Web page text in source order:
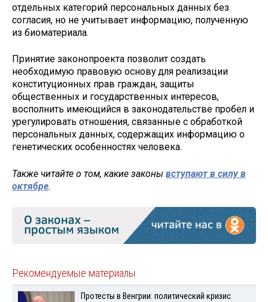
отдельных категорий персональных данных без
согласия, но не учитывает информацию, полученную
из биоматериала.
Принятие законопроекта позволит создать
необходимую правовую основу для реализации
конституционных прав граждан, защиты
общественных и государственных интересов,
восполнить имеющийся в законодательстве пробел и
урегулировать отношения, связанные с обработкой
персональных данных, содержащих информацию о
генетических особенностях человека.
Также читайте о том, какие законы вступают в силу в
октябре.
Рекомендуемые материалы
Протесты в Венгрии: политический кризис